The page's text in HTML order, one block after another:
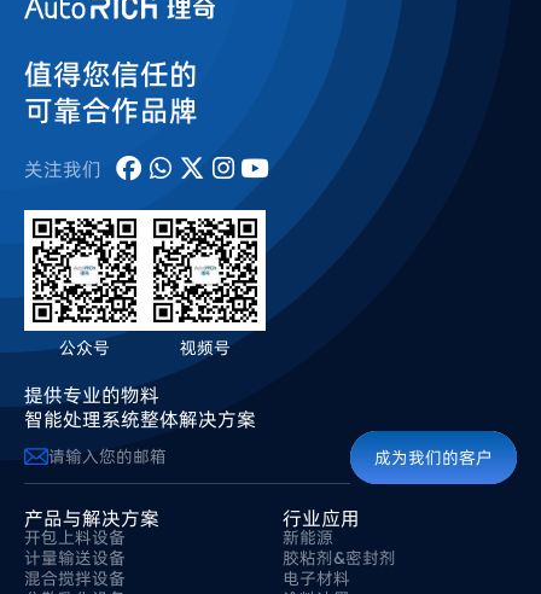
值得您信任的
可靠合作品牌
关注我们
公众号 视频号
提供专业的物料
智能处理系统整体解决方案
成为我们的客户
产品与解决方案
开包上料设备
计量输送设备
混合搅拌设备
行业应用
新能源
胶粘剂&密封剂
电子材料